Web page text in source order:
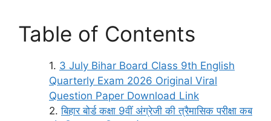
Table of Contents
3 July Bihar Board Class 9th English
Quarterly Exam 2026 Original Viral
Question Paper Download Link
बिहार बोर्ड कक्षा 9वीं अंग्रेजी की त्रैमासिक परीक्षा कब